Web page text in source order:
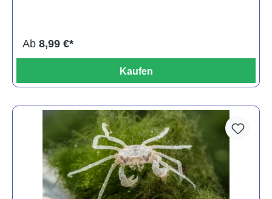
Ab 8,99 €*
Kaufen